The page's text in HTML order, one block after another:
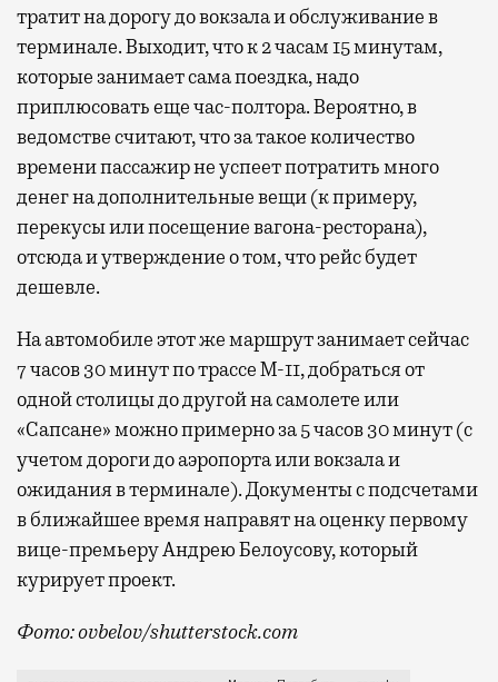
тратит на дорогу до вокзала и обслуживание в
терминале. Выходит, что к 2 часам 15 минутам,
которые занимает сама поездка, надо
приплюсовать еще час-полтора. Вероятно, в
ведомстве считают, что за такое количество
времени пассажир не успеет потратить много
денег на дополнительные вещи (к примеру,
перекусы или посещение вагона-ресторана),
отсюда и утверждение о том, что рейс будет
дешевле.
На автомобиле этот же маршрут занимает сейчас
7 часов 30 минут по трассе М-11, добраться от
одной столицы до другой на самолете или
«Сапсане» можно примерно за 5 часов 30 минут (с
учетом дороги до аэропорта или вокзала и
ожидания в терминале). Документы с подсчетами
в ближайшее время направят на оценку первому
вице-премьеру Андрею Белоусову, который
курирует проект.
Фото: ovbelov/shutterstock.com